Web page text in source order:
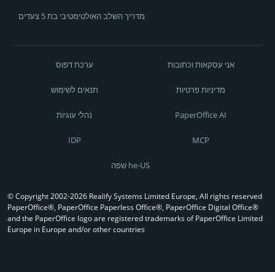
מדריך השלב האולטימטיבי בת 5 צעדים
ערכת דפוס אני עסקאות וכתובות
תנאים לשימוש מדיניות פרטיות
נהלי עוגיות PaperOffice AI
IDP MCP
שפה he-US
© Copyright 2002-2026 Realify Systems Limited Europe, All rights reserved
PaperOffice®, PaperOffice Paperless Office®, PaperOffice Digital Office®
and the PaperOffice logo are registered trademarks of PaperOffice Limited
Europe in Europe and/or other countries